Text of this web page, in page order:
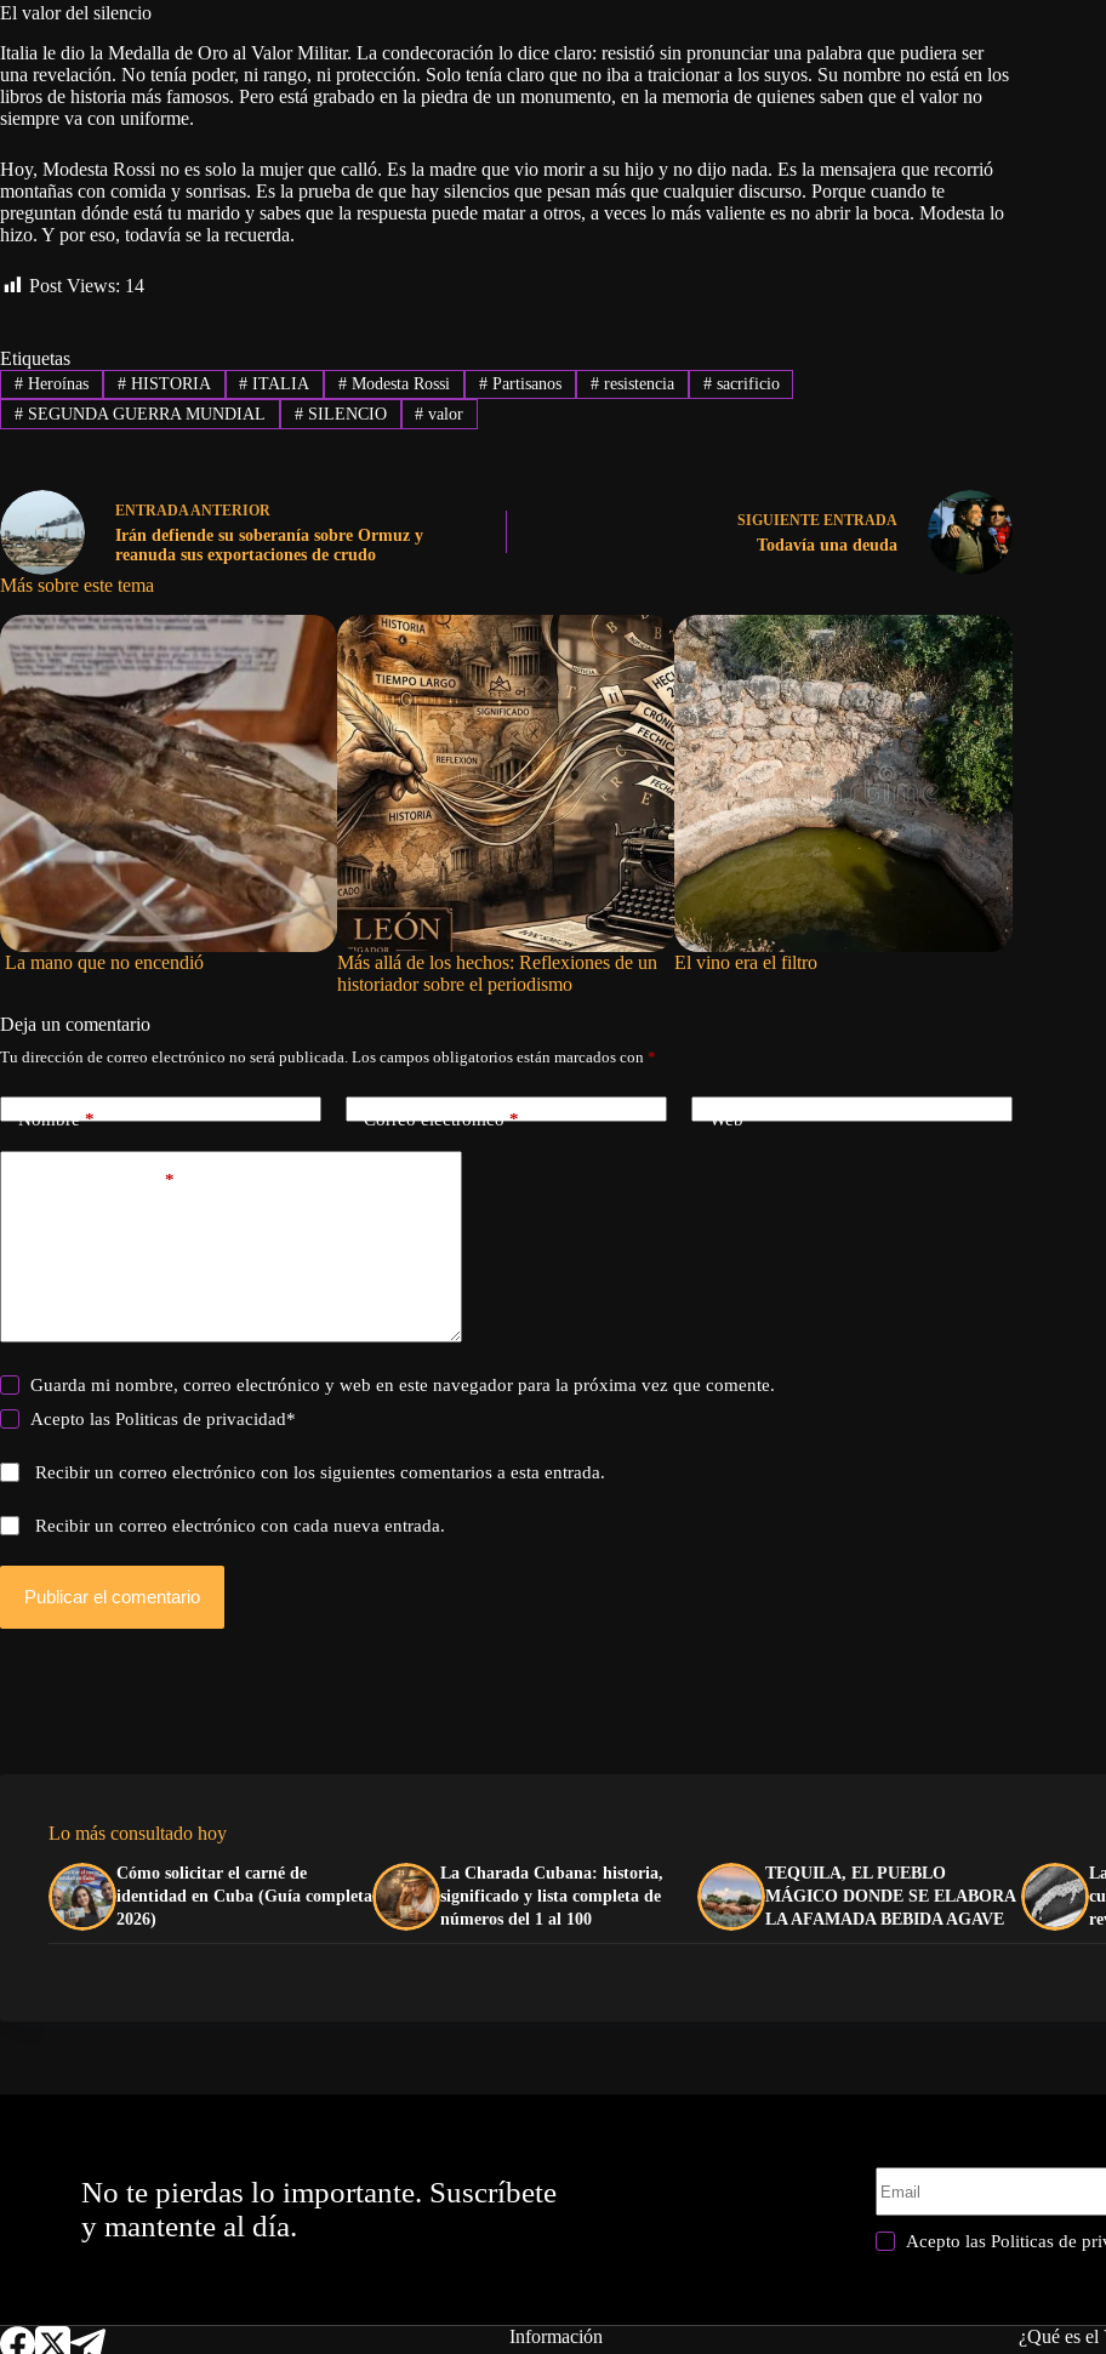
El valor del silencio
Italia le dio la Medalla de Oro al Valor Militar. La condecoración lo dice claro: resistió sin pronunciar una palabra que pudiera ser
una revelación. No tenía poder, ni rango, ni protección. Solo tenía claro que no iba a traicionar a los suyos. Su nombre no está en los
libros de historia más famosos. Pero está grabado en la piedra de un monumento, en la memoria de quienes saben que el valor no
siempre va con uniforme.
Hoy, Modesta Rossi no es solo la mujer que calló. Es la madre que vio morir a su hijo y no dijo nada. Es la mensajera que recorrió
montañas con comida y sonrisas. Es la prueba de que hay silencios que pesan más que cualquier discurso. Porque cuando te
preguntan dónde está tu marido y sabes que la respuesta puede matar a otros, a veces lo más valiente es no abrir la boca. Modesta lo
hizo. Y por eso, todavía se la recuerda.
Post Views: 14
Etiquetas
#Heroínas #HISTORIA # ITALIA # Modesta Rossi # Partisanos #resistencia #sacrificio
#SEGUNDA GUERRA MUNDIAL #SILENCIO # valor
ENTRADAANTERIOR
Irán defiende su soberanía sobre Ormuz y
reanuda sus exportaciones de crudo
SIGUIENTE ENTRADA
Todavía una deuda
Más sobre este tema
La mano que no encendió
Más allá de los hechos: Reflexiones de un
historiador sobre el periodismo
El vino era el filtro
Deja un comentario
Tu dirección de correo electrónico no será publicada. Los campos obligatorios están marcados con *
Nombre* Correo electrónico* Web
*
Guarda mi nombre, correo electrónico y web en este navegador para la próxima vez que comente.
Acepto lasPoliticas de privacidad*
Recibir un correo electrónico con los siguientes comentarios a esta entrada.
Recibir un correo electrónico con cada nueva entrada.
Publicar el comentario
Lo más consultado hoy
Cómo solicitar el carné de
identidad en Cuba (Guía completa
2026)
La Charada Cubana: historia,
significado y lista completa de
números del 1 al 100
TEQUILA, EL PUEBLO
MÁGICO DONDE SE ELABORA
LA AFAMADA BEBIDA AGAVE
No te pierdas lo importante. Suscríbete
y mantente al día.
Acepto lasPoliticas de
Información ¿Qué es el